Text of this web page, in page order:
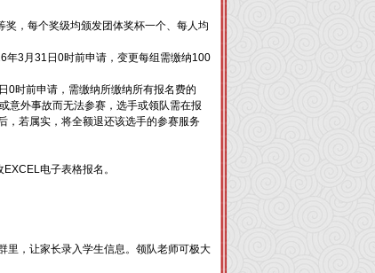
，每个奖级均颁发团体奖杯一个、每人均
年3月31日0时前申请，变更每组需缴纳100
0时前申请，需缴纳所缴纳所有报名费的
意外事故而无法参赛，选手或领队需在报
，若属实，将全额退还该选手的参赛服务
电子表格报名。
里，让家长录入学生信息。领队老师可极大